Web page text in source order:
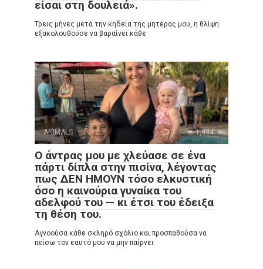
είσαι στη δουλειά».
Τρεις μήνες μετά την κηδεία της μητέρας μου, η θλίψη
εξακολουθούσε να βαραίνει κάθε
ANIMALS 0 1,494
Ο άντρας μου με χλεύασε σε ένα
πάρτι δίπλα στην πισίνα, λέγοντας
πως ΔΕΝ ΗΜΟΥΝ τόσο ελκυστική
όσο η καινούρια γυναίκα του
αδελφού του — κι έτσι του έδειξα
τη θέση του.
Αγνοούσα κάθε σκληρό σχόλιο και προσπαθούσα να
πείσω τον εαυτό μου να μην παίρνει